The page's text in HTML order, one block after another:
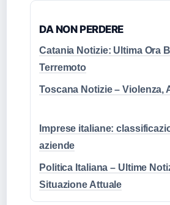
DA NON PERDERE
Catania Notizie: Ultima Ora
Terremoto
Toscana Notizie – Violenza,
Imprese italiane:
aziende
Politica Italiana – Ultime
Situazione Attuale